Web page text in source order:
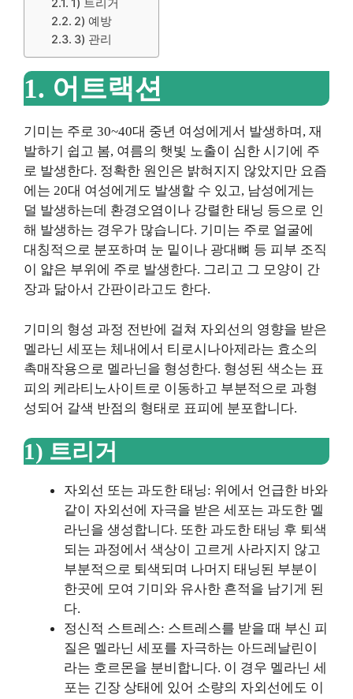
1) 트리거
2) 예방
3) 관리
1. 어트랙션
기미는 주로 30~40대 중년 여성에게서 발생하며, 재
발하기 쉽고 봄, 여름의 햇빛 노출이 심한 시기에 주
로 발생한다. 정확한 원인은 밝혀지지 않았지만 요즘
에는 20대 여성에게도 발생할 수 있고, 남성에게는
덜 발생하는데 환경오염이나 강렬한 태닝 등으로 인
해 발생하는 경우가 많습니다. 기미는 주로 얼굴에
대칭적으로 분포하며 눈 밑이나 광대뼈 등 피부 조직
이 얇은 부위에 주로 발생한다. 그리고 그 모양이 간
장과 닮아서 간판이라고도 한다.
기미의 형성 과정 전반에 걸쳐 자외선의 영향을 받은
멜라닌 세포는 체내에서 티로시나아제라는 효소의
촉매작용으로 멜라닌을 형성한다. 형성된 색소는 표
피의 케라티노사이트로 이동하고 부분적으로 과형
성되어 갈색 반점의 형태로 표피에 분포합니다.
1) 트리거
자외선 또는 과도한 태닝: 위에서 언급한 바와
같이 자외선에 자극을 받은 세포는 과도한 멜
라닌을 생성합니다. 또한 과도한 태닝 후 퇴색
되는 과정에서 색상이 고르게 사라지지 않고
부분적으로 퇴색되며 나머지 태닝된 부분이
한곳에 모여 기미와 유사한 흔적을 남기게 된
다.
정신적 스트레스: 스트레스를 받을 때 부신 피
질은 멜라닌 세포를 자극하는 아드레날린이
라는 호르몬을 분비합니다. 이 경우 멜라닌 세
포는 긴장 상태에 있어 소량의 자외선에도 이